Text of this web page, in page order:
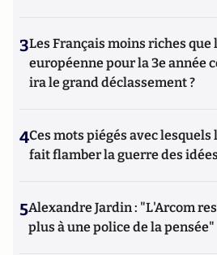
3Les Français moins riches que
européenne pour la 3e année
ira le grand déclassement ?
4Ces mots piégés avec
fait flamber la guerre des idées
5Alexandre Jardin : "L'Arcom
plus à une police de la pensée"